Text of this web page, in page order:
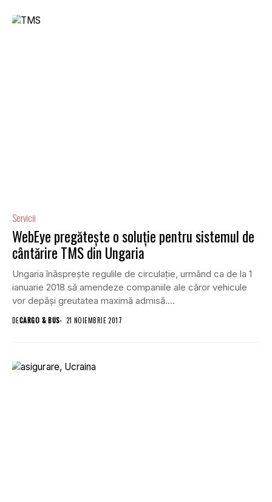
Servicii
WebEye pregătește o soluție pentru sistemul de
cântărire TMS din Ungaria
Ungaria înăsprește regulile de circulație, urmând ca de la 1
ianuarie 2018 să amendeze companiile ale căror vehicule
vor depăși greutatea maximă admisă....
DECARGO & BUS 21 NOIEMBRIE 2017